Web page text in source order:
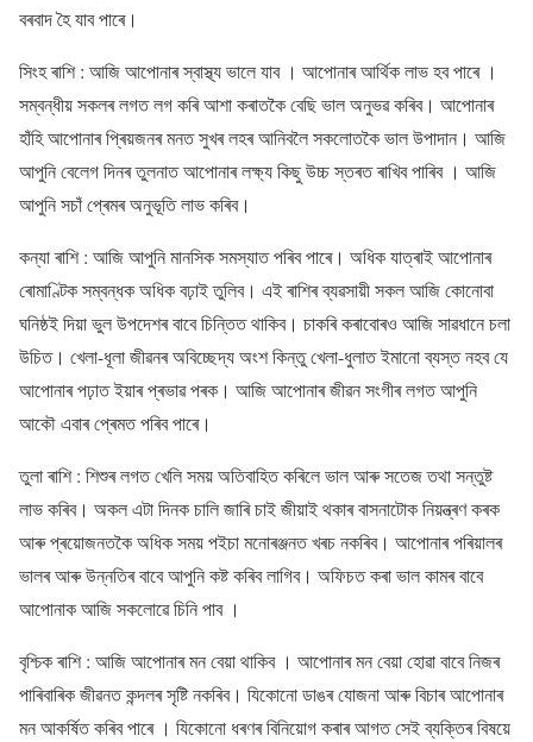
বৰবাদ হৈ যাব পাৰে।
সিংহ ৰাশি : আজি আপোনাৰ স্বাস্থ্য ভালে যাব । আপোনাৰ আৰ্থিক লাভ হব পাৰে ।
সম্বন্ধীয় সকলৰ লগত লগ কৰি আশা কৰাতকৈ বেছি ভাল অনুভৱ কৰিব। আপোনাৰ
হাঁহি আপোনাৰ প্ৰিয়জনৰ মনত সুখৰ লহৰ আনিবলৈ সকলোতকৈ ভাল উপাদান। আজি
আপুনি বেলেগ দিনৰ তুলনাত আপোনাৰ লক্ষ্য কিছু উচ্চ স্তৰত ৰাখিব পাৰিব । আজি
আপুনি সচাঁ প্ৰেমৰ অনুভূতি লাভ কৰিব।
কন্যা ৰাশি : আজি আপুনি মানসিক সমস্যাত পৰিব পাৰে। অধিক যাত্ৰাই আপোনাৰ
ৰোমাণ্টিক সম্বন্ধক অধিক বঢ়াই তুলিব। এই ৰাশিৰ ব্যৱসায়ী সকল আজি কোনোবা
ঘনিষ্ঠই দিয়া ভুল উপদেশৰ বাবে চিন্তিত থাকিব। চাকৰি কৰাবোৰও আজি সাৱধানে চলা
উচিত। খেলা-ধূলা জীৱনৰ অবিচ্ছেদ্য অংশ কিন্তু খেলা-ধুলাত ইমানো ব্যস্ত নহব যে
আপোনাৰ পঢ়াত ইয়াৰ প্ৰভাৱ পৰক। আজি আপোনাৰ জীৱন সংগীৰ লগত আপুনি
আকৌ এবাৰ প্ৰেমত পৰিব পাৰে।
তুলা ৰাশি : শিশুৰ লগত খেলি সময় অতিবাহিত কৰিলে ভাল আৰু সতেজ তথা সন্তুষ্ট
লাভ কৰিব। অকল এটা দিনক চালি জাৰি চাই জীয়াই থকাৰ বাসনাটোক নিয়ন্ত্ৰণ কৰক
আৰু প্ৰয়োজনতকৈ অধিক সময় পইচা মনোৰঞ্জনত খৰচ নকৰিব। আপোনাৰ পৰিয়ালৰ
ভালৰ আৰু উন্নতিৰ বাবে আপুনি কষ্ট কৰিব লাগিব। অফিচত কৰা ভাল কামৰ বাবে
আপোনাক আজি সকলোৱে চিনি পাব ।
বৃশ্চিক ৰাশি : আজি আপোনাৰ মন বেয়া থাকিব । আপোনাৰ মন বেয়া হোৱা বাবে নিজৰ
পাৰিবাৰিক জীৱনত কন্দলৰ সৃষ্টি নকৰিব। যিকোনো ডাঙৰ যোজনা আৰু বিচাৰ আপোনাৰ
মন আকৰ্ষিত কৰিব পাৰে । যিকোনো ধৰণৰ বিনিয়োগ কৰাৰ আগত সেই ব্যক্তিৰ বিষয়ে